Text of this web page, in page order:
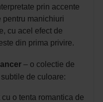
prin accente
pentru manichiuri
cu acel efect de
din prima privire.
– o colectie de
de culoare:
o tenta romantica de